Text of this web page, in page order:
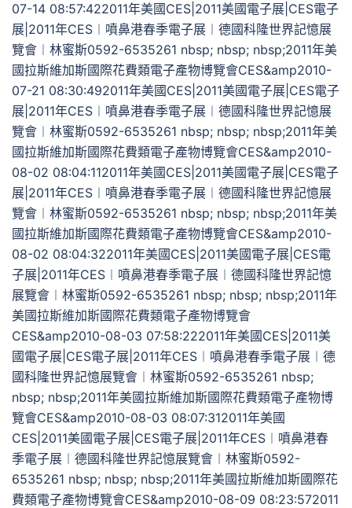
07-14 08:57:422011年美國CES|2011美國電子展|CES電子
展|2011年CES︱噴鼻港春季電子展︱德國科隆世界記憶展
覽會︱林蜜斯0592-6535261 nbsp; nbsp; nbsp;2011年美
國拉斯維加斯國際花費類電子產物博覽會CES&amp2010-
07-21 08:30:492011年美國CES|2011美國電子展|CES電子
展|2011年CES︱噴鼻港春季電子展︱德國科隆世界記憶展
覽會︱林蜜斯0592-6535261 nbsp; nbsp; nbsp;2011年美
國拉斯維加斯國際花費類電子產物博覽會CES&amp2010-
08-02 08:04:112011年美國CES|2011美國電子展|CES電子
展|2011年CES︱噴鼻港春季電子展︱德國科隆世界記憶展
覽會︱林蜜斯0592-6535261 nbsp; nbsp; nbsp;2011年美
國拉斯維加斯國際花費類電子產物博覽會CES&amp2010-
08-02 08:04:322011年美國CES|2011美國電子展|CES電
子展|2011年CES︱噴鼻港春季電子展︱德國科隆世界記憶
展覽會︱林蜜斯0592-6535261 nbsp; nbsp; nbsp;2011年
美國拉斯維加斯國際花費類電子產物博覽會
CES&amp2010-08-03 07:58:222011年美國CES|2011美
國電子展|CES電子展|2011年CES︱噴鼻港春季電子展︱德
國科隆世界記憶展覽會︱林蜜斯0592-6535261 nbsp;
nbsp; nbsp;2011年美國拉斯維加斯國際花費類電子產物博
覽會CES&amp2010-08-03 08:07:312011年美國
CES|2011美國電子展|CES電子展|2011年CES︱噴鼻港春
季電子展︱德國科隆世界記憶展覽會︱林蜜斯0592-
6535261 nbsp; nbsp; nbsp;2011年美國拉斯維加斯國際花
費類電子產物博覽會CES&amp2010-08-09 08:23:572011